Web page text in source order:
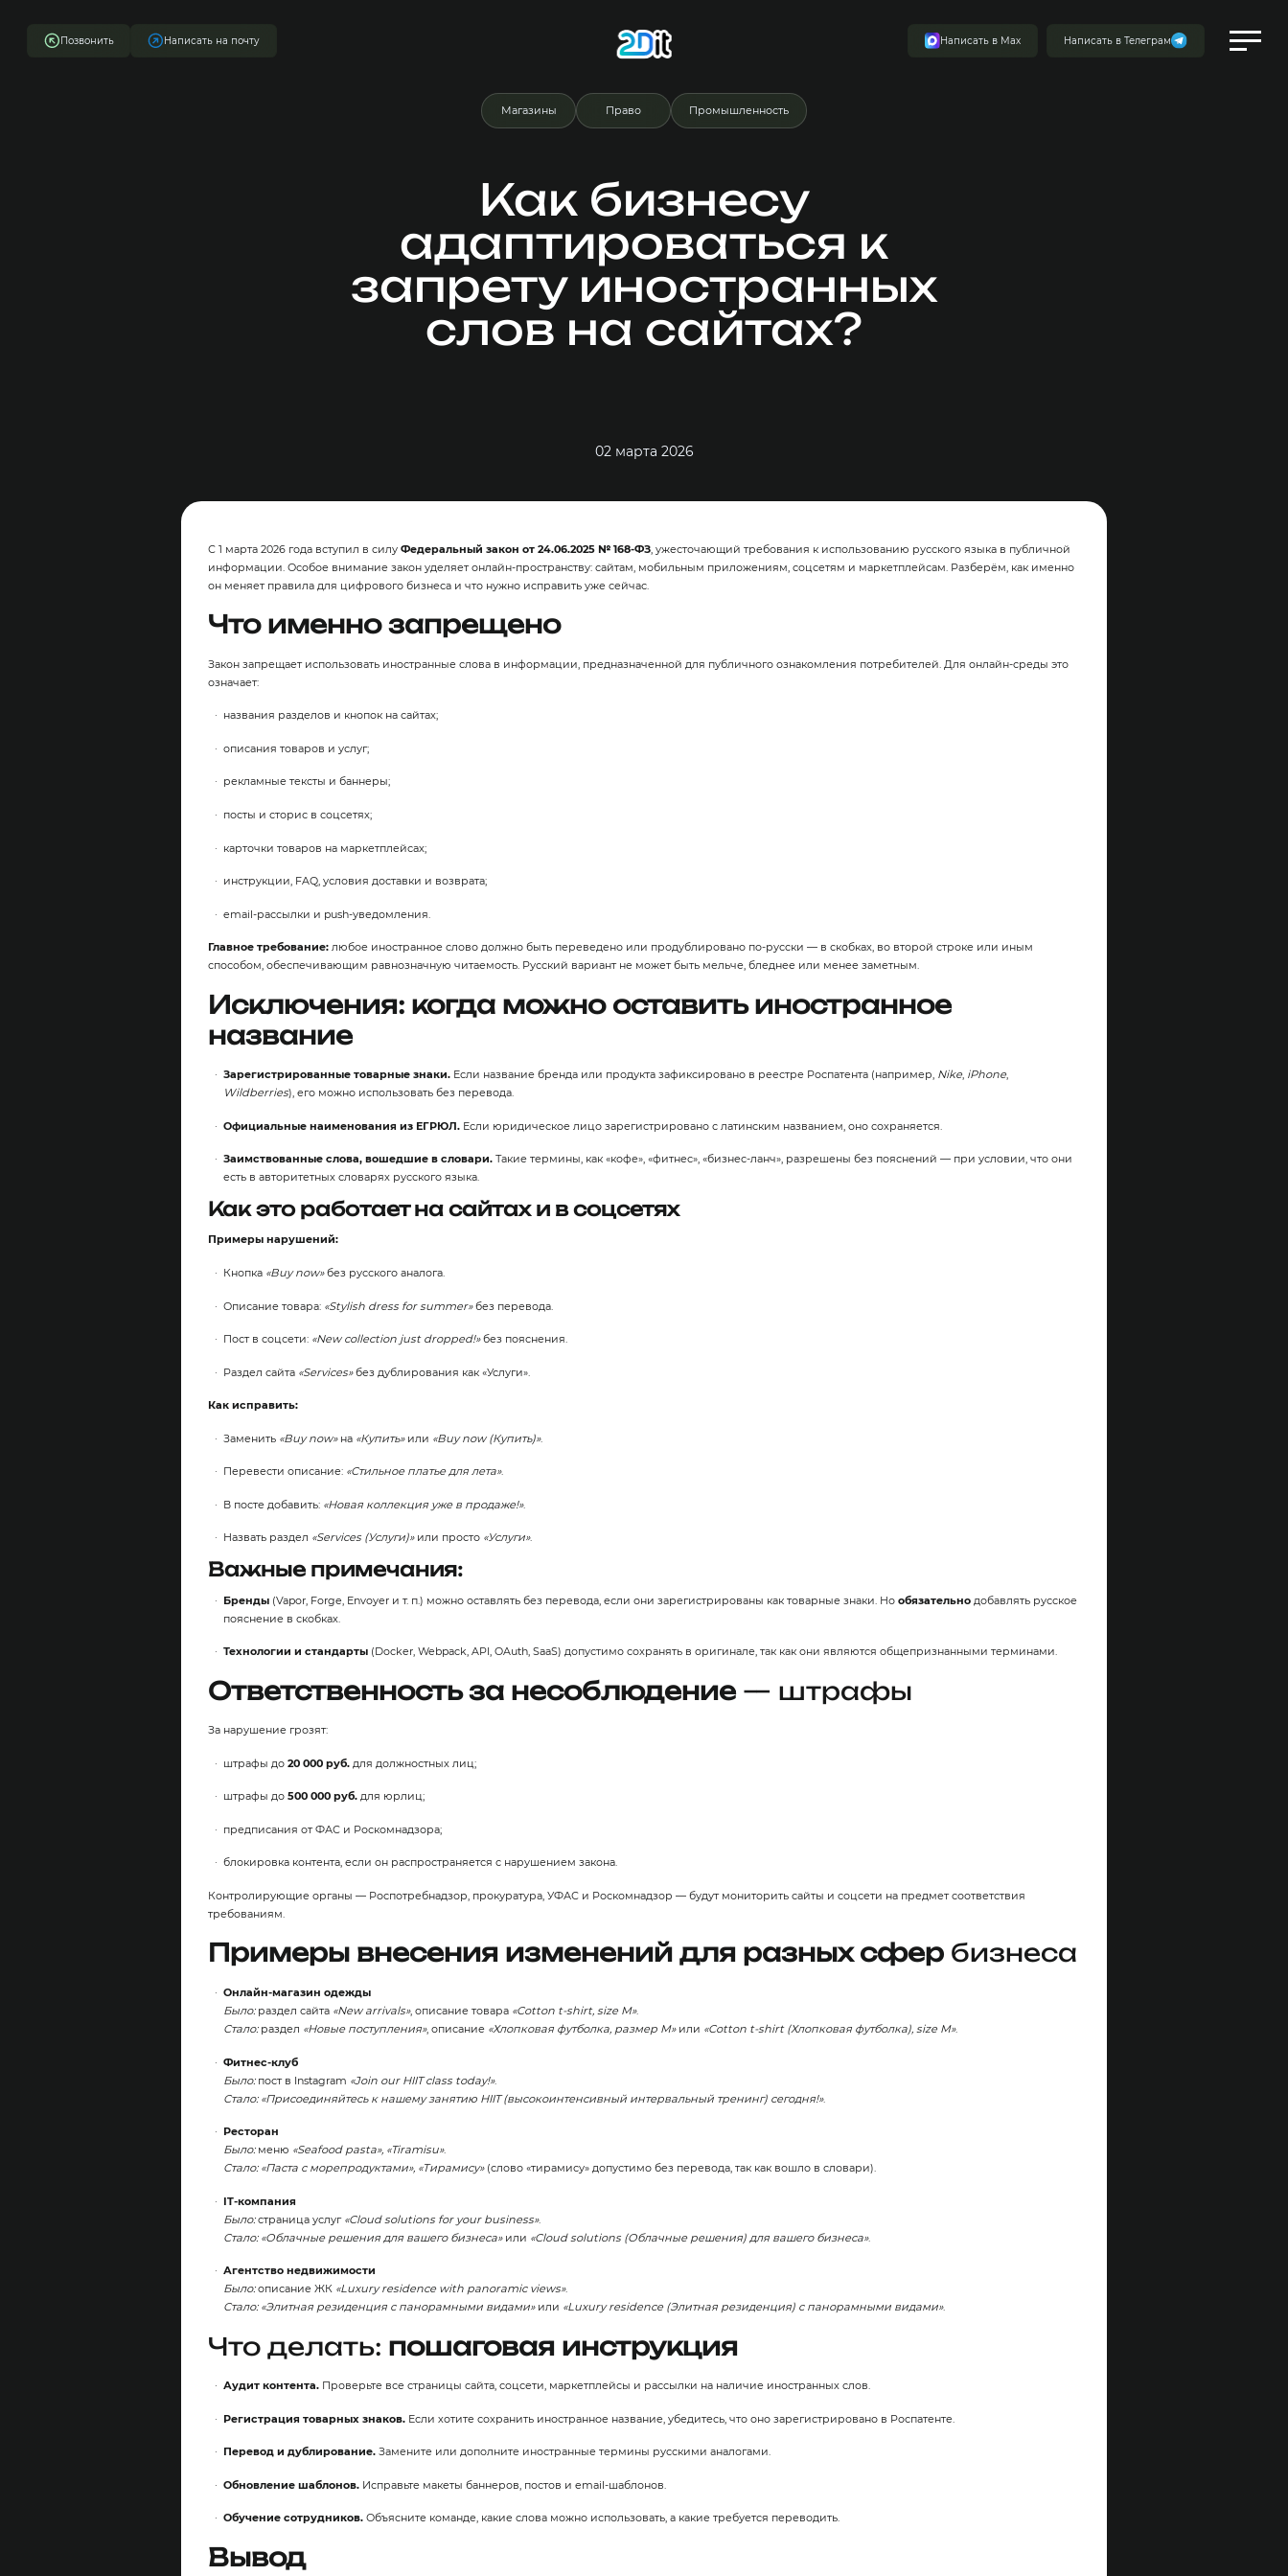
Позвонить Написать на почту Написать в Мах Написать в Телеграм
Магазины Право Промышленность
Как бизнесу
адаптироваться к
запрету иностранных
слов на сайтах?
02 марта 2026
С 1 марта 2026 года вступил в силу Федеральный закон от 24.06.2025 № 168‑ФЗ, ужесточающий требования к использованию русского языка в публичной
информации. Особое внимание закон уделяет онлайн‑пространству: сайтам, мобильным приложениям, соцсетям и маркетплейсам. Разберём, как именно
он меняет правила для цифрового бизнеса и что нужно исправить уже сейчас.
Что именно запрещено
Закон запрещает использовать иностранные слова в информации, предназначенной для публичного ознакомления потребителей. Для онлайн‑среды это
означает:
названия разделов и кнопок на сайтах;
описания товаров и услуг;
рекламные тексты и баннеры;
посты и сторис в соцсетях;
карточки товаров на маркетплейсах;
инструкции, FAQ, условия доставки и возврата;
email‑рассылки и push‑уведомления.
Главное требование:любое иностранное слово должно быть переведено или продублировано по‑русски — в скобках, во второй строке или иным
способом, обеспечивающим равнозначную читаемость. Русский вариант не может быть мельче, бледнее или менее заметным.
Исключения: когда можно оставить иностранное
название
Зарегистрированные товарные знаки. Если название бренда или продукта зафиксировано в реестре Роспатента (например, Nike, iPhone,
Wildberries), его можно использовать без перевода.
Официальные наименования из ЕГРЮЛ. Если юридическое лицо зарегистрировано с латинским названием, оно сохраняется.
Заимствованные слова, вошедшие в словари. Такие термины, как «кофе», «фитнес», «бизнес‑ланч», разрешены без пояснений — при условии, что они
есть в авторитетных словарях русского языка.
Как это работает на сайтах и в соцсетях
Примеры нарушений:
Кнопка «Buy now»без русского аналога.
Описание товара: «Stylish dress for summer»без перевода.
Пост в соцсети: «New collection just dropped!»без пояснения.
Раздел сайта «Services»без дублирования как «Услуги».
Как исправить:
Заменить «Buy now»на «Купить»или «Buy now (Купить)».
Перевести описание: «Стильное платье для лета».
В посте добавить: «Новая коллекция уже в продаже!».
Назвать раздел «Services (Услуги)»или просто «Услуги».
Важные примечания:
Бренды (Vapor, Forge, Envoyer и т. п.) можно оставлять без перевода, если они зарегистрированы как товарные знаки. Нообязательно добавлять русское
пояснение в скобках.
Технологии и стандарты (Docker, Webpack, API, OAuth, SaaS) допустимо сохранять в оригинале, так как они являются общепризнанными терминами.
Ответственность за несоблюдение— штрафы
За нарушение грозят:
штрафы до20 000 руб. для должностных лиц;
штрафы до500 000 руб. для юрлиц;
предписания от ФАС и Роскомнадзора;
блокировка контента, если он распространяется с нарушением закона.
Контролирующие органы — Роспотребнадзор, прокуратура, УФАС и Роскомнадзор — будут мониторить сайты и соцсети на предмет соответствия
требованиям.
Примеры внесения изменений для разных сфербизнеса
Онлайн‑магазин одежды
Было:раздел сайта «New arrivals», описание товара «Cotton t‑shirt, size M».
Стало:раздел «Новые поступления», описание «Хлопковая футболка, размер M»или «Cotton t‑shirt (Хлопковая футболка), size M».
Фитнес‑клуб
Было:пост в Instagram «Join our HIIT class today!».
Стало: «Присоединяйтесь к нашему занятию HIIT (высокоинтенсивный интервальный тренинг) сегодня!».
Ресторан
Было:меню «Seafood pasta», «Tiramisu».
Стало: «Паста с морепродуктами», «Тирамису»(слово «тирамису» допустимо без перевода, так как вошло в словари).
IT‑компания
Было:страница услуг «Cloud solutions for your business».
Стало: «Облачные решения для вашего бизнеса»или «Cloud solutions (Облачные решения) для вашего бизнеса».
Агентство недвижимости
Было:описание ЖК «Luxury residence with panoramic views».
Стало: «Элитная резиденция с панорамными видами»или «Luxury residence (Элитная резиденция) с панорамными видами».
Что делать: пошаговая инструкция
Аудит контента. Проверьте все страницы сайта, соцсети, маркетплейсы и рассылки на наличие иностранных слов.
Регистрация товарных знаков. Если хотите сохранить иностранное название, убедитесь, что оно зарегистрировано в Роспатенте.
Перевод и дублирование. Замените или дополните иностранные термины русскими аналогами.
Обновление шаблонов. Исправьте макеты баннеров, постов и email‑шаблонов.
Обучение сотрудников. Объясните команде, какие слова можно использовать, а какие требуется переводить.
Вывод